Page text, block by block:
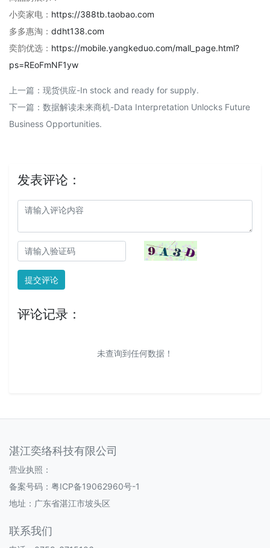
小奕家电： https://388tb.taobao.com
多多惠淘： ddht138.com
奕韵优选： https://mobile.yangkeduo.com/mall_page.html?
ps=REoFmNF1yw
上一篇： 现货供应-In stock and ready for supply.
下一篇： 数据解读未来商机-Data Interpretation Unlocks Future
Business Opportunities.
发表评论：
提交评论
评论记录：
未查询到任何数据！
湛江奕络科技有限公司
营业执照：
备案号码： 粤ICP备19062960号-1
地址：广东省湛江市坡头区
联系我们